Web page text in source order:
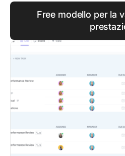
Free modello per la